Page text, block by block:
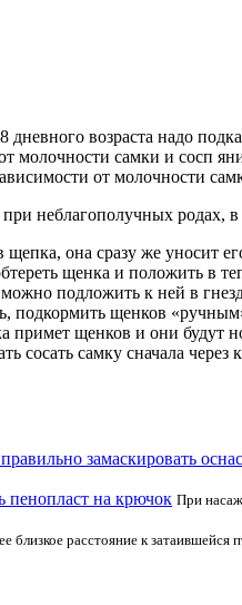
дневного возраста надо
молочности самки и
от молочности
неблагополучных родах,
она сразу же уносит
щенка и положить в
подложить к ней в
подкормить щенков
примет щенков и они
сосать самку сначала
замаскировать
пенопласт на крючок При
близкое расстояние к